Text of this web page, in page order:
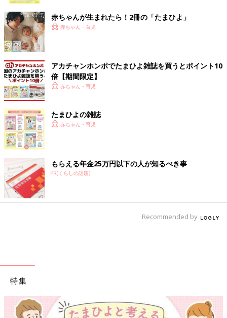
赤ちゃんが生まれたら！2冊の「たまひよ」
赤ちゃん・育児
アカチャンホンポでたまひよ雑誌を買うとポイント10
倍【期間限定】
赤ちゃん・育児
たまひよの雑誌
赤ちゃん・育児
もらえる年金25万円以下の人が知るべき事
PR(くらしの話題)
Recommended by
特集
【ワクチン接種できるものも】妊婦の感染症対策、知